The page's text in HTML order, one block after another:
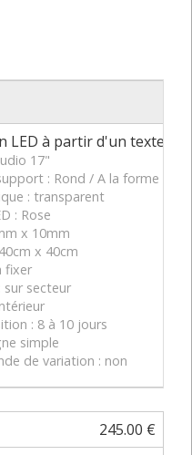
LED à partir d'un texte
17"
: Rond / A la forme
: transparent
: Rose
x 10mm
x 40cm
fixer
sur secteur
: 8 à 10 jours
simple
de variation : non
245.00 €